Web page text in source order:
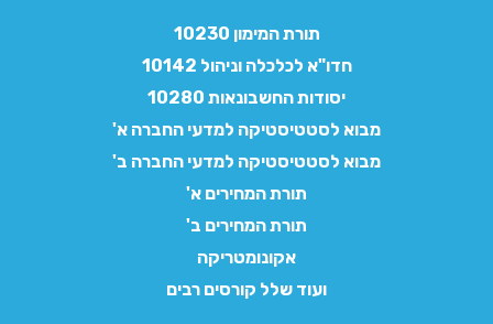
תורת המימון 10230
חדו"א לכלכלה וניהול 10142
יסודות החשבונאות 10280
מבוא לסטטיסטיקה למדעי החברה א'
מבוא לסטטיסטיקה למדעי החברה ב'
תורת המחירים א'
תורת המחירים ב'
אקונומטריקה
ועוד שלל קורסים רבים